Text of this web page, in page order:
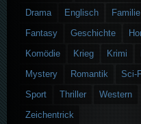
Drama
Englisch
Familie
Fantasy
Geschichte
Komödie
Krieg Krimi
Mystery
Romantik
Sci-
Sport
Thriller
Western
Zeichentrick